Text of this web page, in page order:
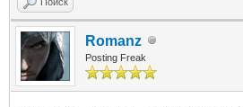
Romanz
Posting Freak